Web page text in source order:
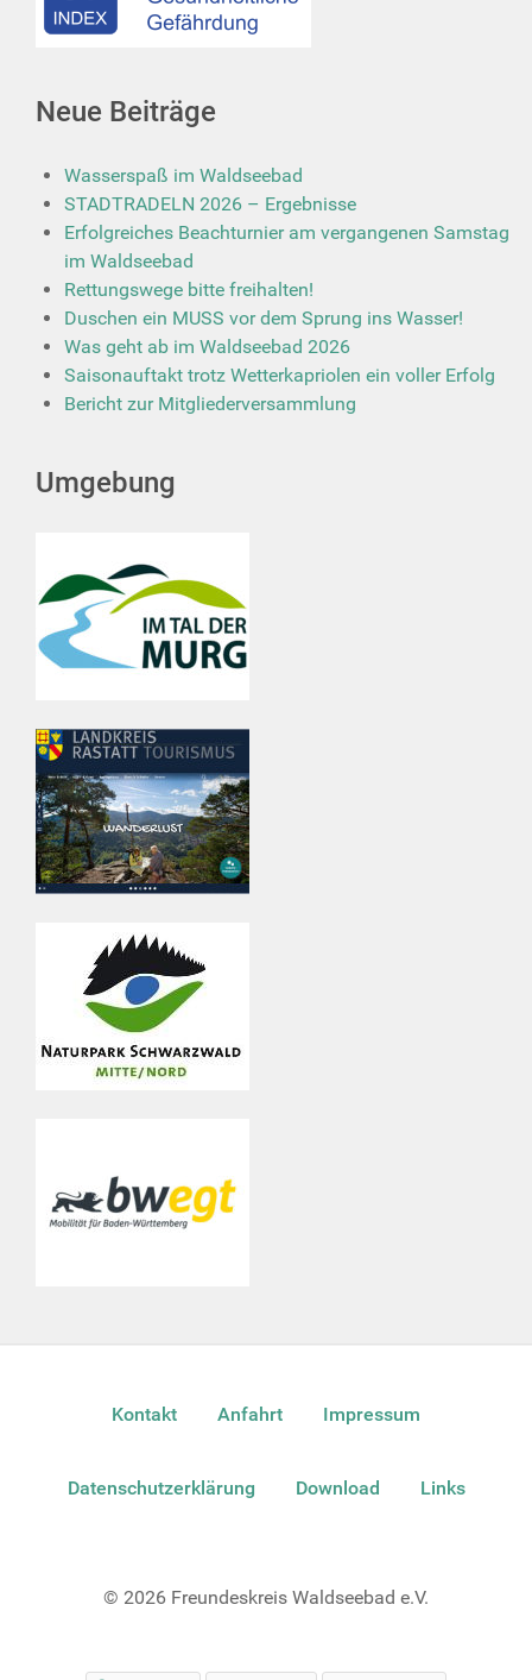
Neue Beiträge
Wasserspaß im Waldseebad
STADTRADELN 2026 – Ergebnisse
Erfolgreiches Beachturnier am vergangenen Samstag
im Waldseebad
Rettungswege bitte freihalten!
Duschen ein MUSS vor dem Sprung ins Wasser!
Was geht ab im Waldseebad 2026
Saisonauftakt trotz Wetterkapriolen ein voller Erfolg
Bericht zur Mitgliederversammlung
Umgebung
Kontakt Anfahrt Impressum
Datenschutzerklärung Download Links
© 2026 Freundeskreis Waldseebad e.V.